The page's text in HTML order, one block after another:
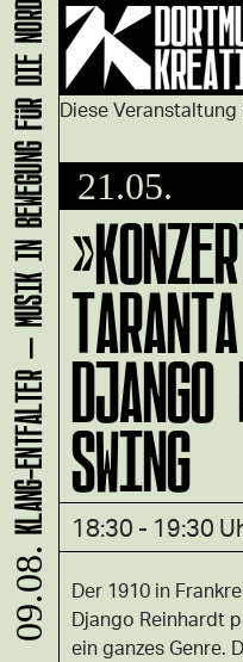
Diese
21.05.
SWING
18:30 - 19:30
Der 1910 in
Django Reinhardt
ein ganzes Genre.
09.08.
KLANG-ENTFALTER – MUSIK IN BEWEGUNG FÜR DIE NORDSTADT